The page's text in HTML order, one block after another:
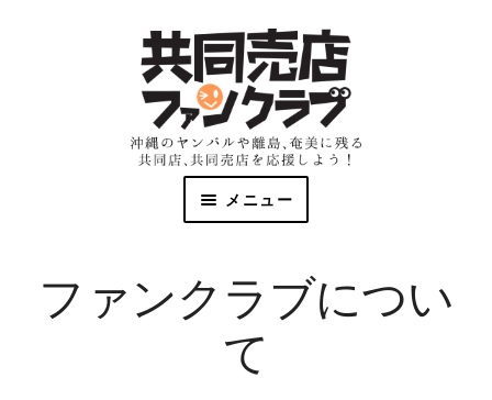
メニュー
マップとリスト
ファンクラブについ
て